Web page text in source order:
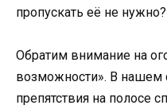
пропускать её не нужно?
Обратим внимание на
возможности». В нашем
препятствия на полосе